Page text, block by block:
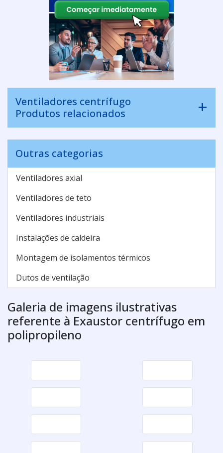
Ventiladores centrífugo
Produtos relacionados
Outras categorias
Ventiladores axial
Ventiladores de teto
Ventiladores industriais
Instalações de caldeira
Montagem de isolamentos térmicos
Dutos de ventilação
Galeria de imagens ilustrativas
referente à Exaustor centrífugo em
polipropileno